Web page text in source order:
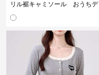
リル裾キャミソール おうちデ